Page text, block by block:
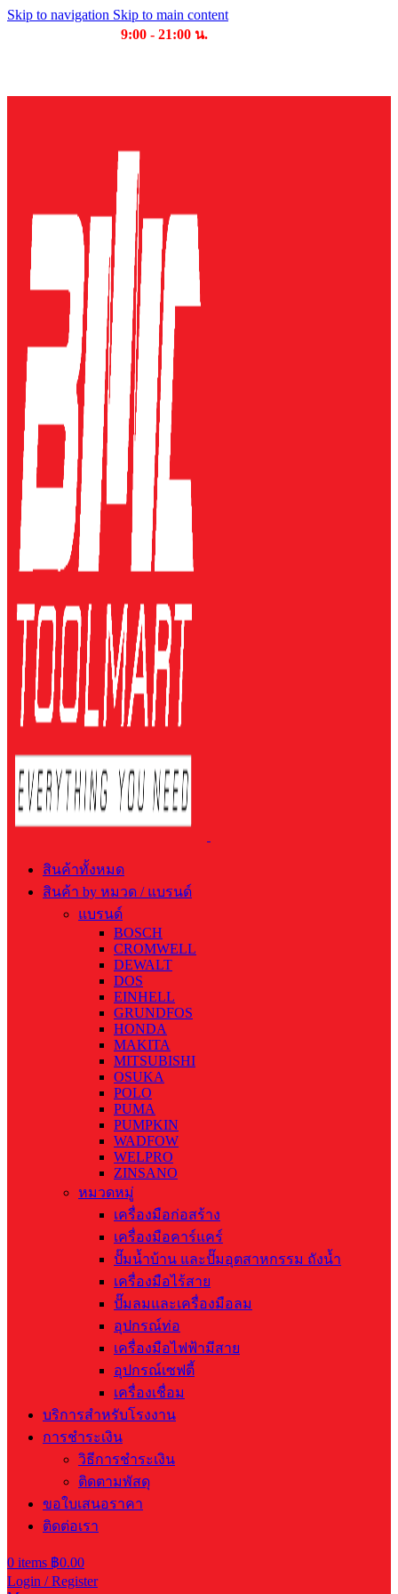
Skip to navigation Skip to main content
9:00 - 21:00 น.
สินค้าทั้งหมด
สินค้า by หมวด / แบรนด์
แบรนด์
BOSCH
CROMWELL
DEWALT
DOS
EINHELL
GRUNDFOS
HONDA
MAKITA
MITSUBISHI
OSUKA
POLO
PUMA
PUMPKIN
WADFOW
WELPRO
ZINSANO
หมวดหมู่
เครื่องมือก่อสร้าง
เครื่องมือคาร์แคร์
ปั๊มน้ำบ้าน และปั๊มอุตสาหกรรม ถังน้ำ
เครื่องมือไร้สาย
ปั๊มลมและเครื่องมือลม
อุปกรณ์ท่อ
เครื่องมือไฟฟ้ามีสาย
อุปกรณ์เซฟตี้
เครื่องเชื่อม
บริการสำหรับโรงงาน
การชำระเงิน
วิธีการชำระเงิน
ติดตามพัสดุ
ขอใบเสนอราคา
ติดต่อเรา
0 items ฿0.00
Login / Register